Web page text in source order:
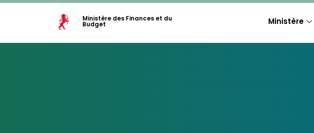
Ministère des Finances et du
Budget Ministère